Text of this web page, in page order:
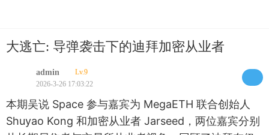
大逃亡: 导弹袭击下的迪拜加密从业者
admin
Lv.9
2026-3-26 17:03:22
本期吴说 Space 参与嘉宾为 MegaETH 联合创始人
Shuyao Kong 和加密从业者 Jarseed，两位嘉宾分别